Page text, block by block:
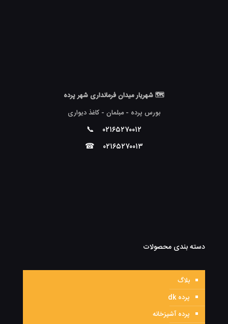
🗺 شهریار میدان فرمانداری شهر پرده
بورس پرده - مبلمان - کاغذ دیواری
۰۲۱۶۵۲۷۰۰۱۲ 📞
۰۲۱۶۵۲۷۰۰۱۳ ☎
دسته بندی محصولات
بلاگ
پرده dk
پرده آشپزخانه